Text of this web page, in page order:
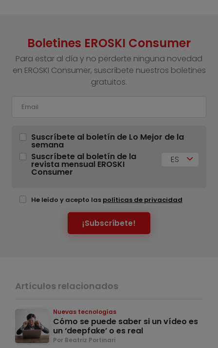
Boletines EROSKI Consumer
Para estar al día y no perderte ninguna novedad
en EROSKI Consumer, suscríbete nuestros boletines
gratuitos.
Suscríbete al boletín de Lo Mejor de la
semana
Suscríbete al boletín de la
revista mensual EROSKI
Consumer
ES
He leído y acepto las políticas de privacidad
¡Subscríbete!
Artículos relacionados
Nuevas tecnologías
Cómo se puede saber si un vídeo es
un ‘deepfake’ o es real
Por Beatriz Portinari